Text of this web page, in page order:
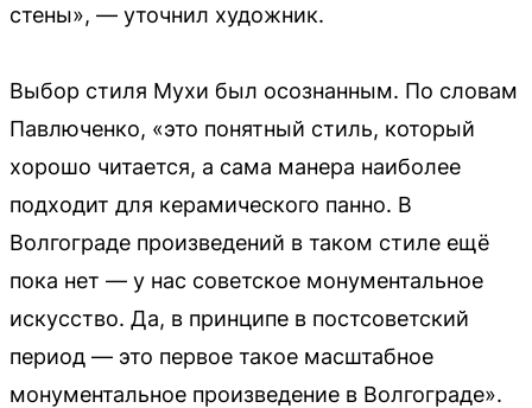
стены», — уточнил художник.
Выбор стиля Мухи был осознанным. По словам
Павлюченко, «это понятный стиль, который
хорошо читается, а сама манера наиболее
подходит для керамического панно. В
Волгограде произведений в таком стиле ещё
пока нет — у нас советское монументальное
искусство. Да, в принципе в постсоветский
период — это первое такое масштабное
монументальное произведение в Волгограде».